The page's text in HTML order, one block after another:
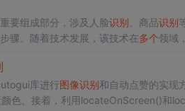
要组成部分，涉及人脸识别 、商品识别
骤。随着技术发展，该技术在多个领域
库进行图像识别和自动点赞的实现
色。接着，利用locateOnScreen()和